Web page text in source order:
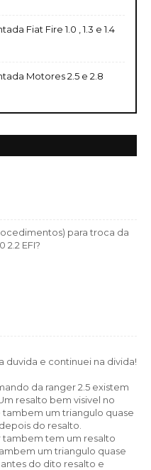
Fiat Fire 1.0 , 1.3 e 1.4
Motores 2.5 e 2.8
para troca da
2.2 EFI?
duvida e continuei na divida!
da ranger 2.5 existem
resalto bem visivel no
um triangulo quase
do resalto.
tambem tem um resalto
um triangulo quase
do dito resalto e